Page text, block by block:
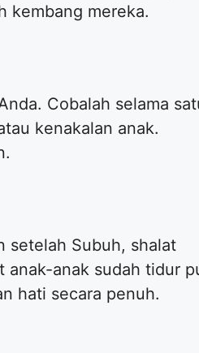
kembang mereka.
Cobalah selama
kenakalan anak.
setelah Subuh, shalat
anak-anak sudah tidur
hati secara penuh.